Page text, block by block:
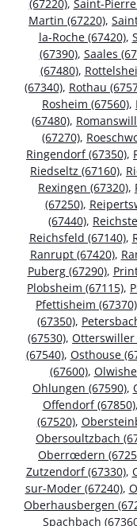
(67220), Saint-
Martin (67220),
la-Roche (67420),
(67390), Saales
(67480),
(67340), Rothau
Rosheim (67560),
(67480),
(67270),
Ringendorf (67350),
Riedseltz (67160),
Rexingen (67320),
(67250),
(67440),
Reichsfeld (67140),
Ranrupt (67420),
Puberg (67290),
Plobsheim (67115),
Pfettisheim (67370)
(67350),
(67530), Otterswiller
(67540), Osthouse
(67600),
Ohlungen (67590),
Offendorf (67850),
(67520),
Obersoultzbach
Oberrœdern
Zutzendorf (67330),
sur-Moder (67240),
Oberhausbergen
Spachbach